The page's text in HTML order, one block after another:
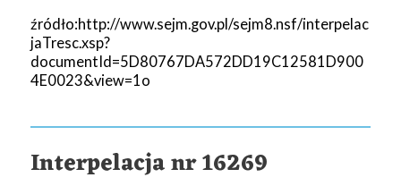
źródło:http://www.sejm.gov.pl/sejm8.nsf/interpelac
jaTresc.xsp?
documentId=5D80767DA572DD19C12581D900
4E0023&view=1o
Interpelacja nr 16269